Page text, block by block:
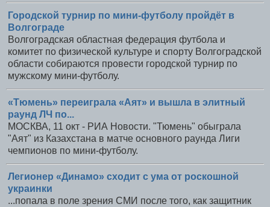
Городской турнир по мини-футболу пройдёт в
Волгограде
Волгоградская областная федерация футбола и
комитет по физической культуре и спорту Волгоградской
области собираются провести городской турнир по
мужскому мини-футболу.
«Тюмень» переиграла «Аят» и вышла в элитный
раунд ЛЧ по...
МОСКВА, 11 окт - РИА Новости. "Тюмень" обыграла
"Аят" из Казахстана в матче основного раунда Лиги
чемпионов по мини-футболу.
Легионер «Динамо» сходит с ума от роскошной
украинки
...попала в поле зрения СМИ после того, как защитник